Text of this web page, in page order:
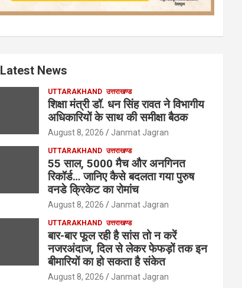
Latest News
UTTARAKHAND उत्तराखण्ड
शिक्षा मंत्री डॉ. धन सिंह रावत ने विभागीय
अधिकारियों के साथ की समीक्षा बैठक
August 8, 2026 Janmat Jagran
UTTARAKHAND उत्तराखण्ड
55 साल, 5000 मैच और अनगिनत
रिकॉर्ड… जानिए कैसे बदलता गया पुरुष
वनडे क्रिकेट का रोमांच
August 8, 2026 Janmat Jagran
UTTARAKHAND उत्तराखण्ड
बार-बार फूल रही है सांस तो न करें
नजरअंदाज, दिल से लेकर फेफड़ों तक इन
बीमारियों का हो सकता है संकेत
August 8, 2026 Janmat Jagran